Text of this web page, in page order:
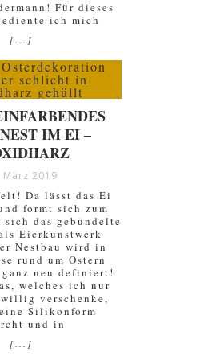
Für dieses
ich mich
[...]
IM EI –
März 2019
Da lässt das Ei
formt sich zum
sich das gebündelte
Eierkunstwerk
Nestbau wird in
rund um Ostern
neu definiert!
welches ich nur
verschenke,
Silikonform
und in
[...]